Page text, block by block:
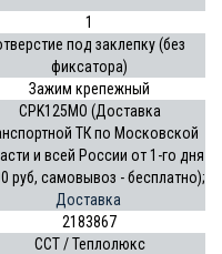
1
под заклепку (без
фиксатора)
Зажим крепежный
СРK125МО (Доставка
ТК по Московской
и всей России от 1-го дня
руб, самовывоз - бесплатно);
Доставка
2183867
ССТ / Теплолюкс